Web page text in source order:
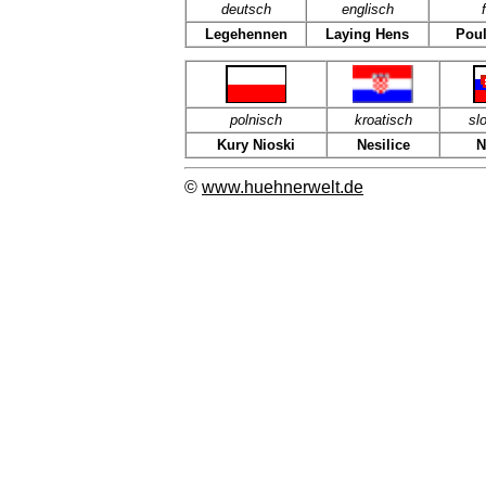
deutsch englisch
Legehennen
Laying Hens
polnisch kroatisch
Kury Nioski
Nesilice
© www.huehnerwelt.de